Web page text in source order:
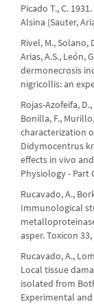
Picado T., C.
Alsina (Sauter,
Rivel, M., Solano,
Arias, A.S., León,
dermonecrosis
nigricollis: an
Rojas-Azofeifa,
Bonilla, F.,
characterization
Didymocentrus
effects in vivo
Physiology - Part
Rucavado, A.,
Immunological
asper. Toxicon
Rucavado, A.,
Local tissue
isolated from
Experimental